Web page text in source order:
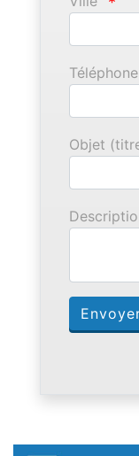
Téléphone
Objet